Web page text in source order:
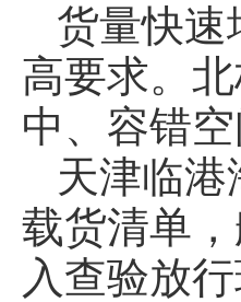
货量快速
高要求。
中、容错
天津临
载货清单
入查验放